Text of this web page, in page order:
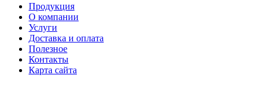
Продукция
О компании
Услуги
Доставка и оплата
Полезное
Контакты
Карта сайта